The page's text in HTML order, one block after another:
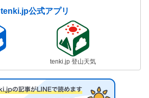
tenki.jp公式アプリ
tenki.jp 登山天気